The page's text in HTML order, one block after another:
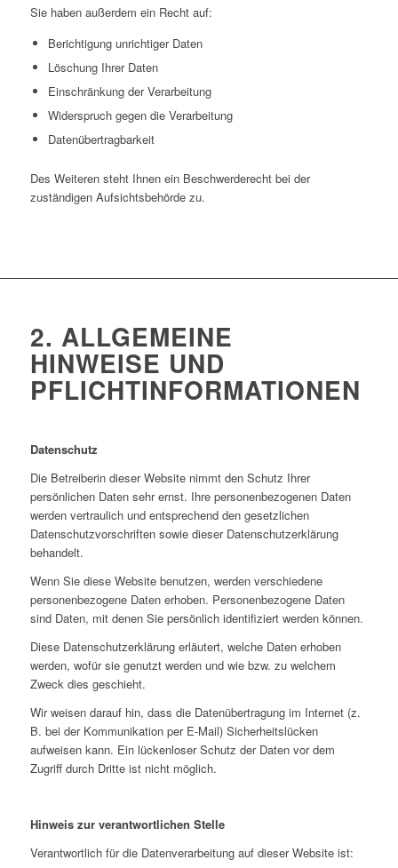
Sie haben außerdem ein Recht auf:
Berichtigung unrichtiger Daten
Löschung Ihrer Daten
Einschränkung der Verarbeitung
Widerspruch gegen die Verarbeitung
Datenübertragbarkeit
Des Weiteren steht Ihnen ein Beschwerderecht bei der
zuständigen Aufsichtsbehörde zu.
2. ALLGEMEINE
HINWEISE UND
PFLICHTINFORMATIONEN
Datenschutz
Die Betreiberin dieser Website nimmt den Schutz Ihrer
persönlichen Daten sehr ernst. Ihre personenbezogenen Daten
werden vertraulich und entsprechend den gesetzlichen
Datenschutzvorschriften sowie dieser Datenschutzerklärung
behandelt.
Wenn Sie diese Website benutzen, werden verschiedene
personenbezogene Daten erhoben. Personenbezogene Daten
sind Daten, mit denen Sie persönlich identifiziert werden können.
Diese Datenschutzerklärung erläutert, welche Daten erhoben
werden, wofür sie genutzt werden und wie bzw. zu welchem
Zweck dies geschieht.
Wir weisen darauf hin, dass die Datenübertragung im Internet (z.
B. bei der Kommunikation per E-Mail) Sicherheitslücken
aufweisen kann. Ein lückenloser Schutz der Daten vor dem
Zugriff durch Dritte ist nicht möglich.
Hinweis zur verantwortlichen Stelle
Verantwortlich für die Datenverarbeitung auf dieser Website ist: